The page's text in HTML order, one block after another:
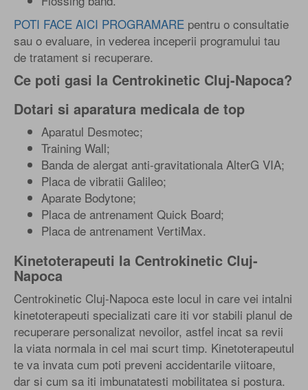
POTI FACE AICI PROGRAMARE pentru o consultatie
sau o evaluare, in vederea inceperii programului tau
de tratament si recuperare.
Ce poti gasi la Centrokinetic Cluj-Napoca?
Dotari si aparatura medicala de top
Aparatul Desmotec;
Training Wall;
Banda de alergat anti-gravitationala AlterG VIA;
Placa de vibratii Galileo;
Aparate Bodytone;
Placa de antrenament Quick Board;
Placa de antrenament VertiMax.
Kinetoterapeuti la Centrokinetic Cluj-
Napoca
Centrokinetic Cluj-Napoca este locul in care vei intalni
kinetoterapeuti specializati care iti vor stabili planul de
recuperare personalizat nevoilor, astfel incat sa revii
la viata normala in cel mai scurt timp. Kinetoterapeutul
te va invata cum poti preveni accidentarile viitoare,
dar si cum sa iti imbunatatesti mobilitatea si postura.